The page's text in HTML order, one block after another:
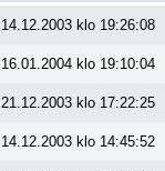
14.12.2003 klo 19:26:08
16.01.2004 klo 19:10:04
21.12.2003 klo 17:22:25
14.12.2003 klo 14:45:52